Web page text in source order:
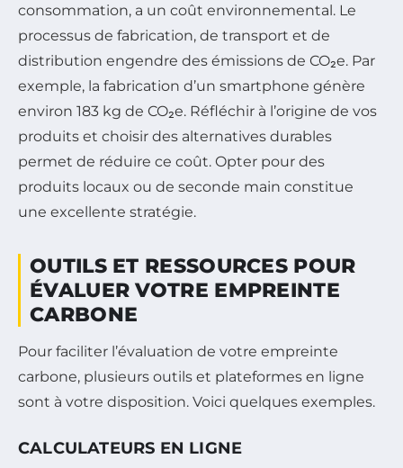
consommation, a un coût environnemental. Le
processus de fabrication, de transport et de
distribution engendre des émissions de CO₂e. Par
exemple, la fabrication d’un smartphone génère
environ 183 kg de CO₂e. Réfléchir à l’origine de vos
produits et choisir des alternatives durables
permet de réduire ce coût. Opter pour des
produits locaux ou de seconde main constitue
une excellente stratégie.
OUTILS ET RESSOURCES POUR
ÉVALUER VOTRE EMPREINTE
CARBONE
Pour faciliter l’évaluation de votre empreinte
carbone, plusieurs outils et plateformes en ligne
sont à votre disposition. Voici quelques exemples.
CALCULATEURS EN LIGNE